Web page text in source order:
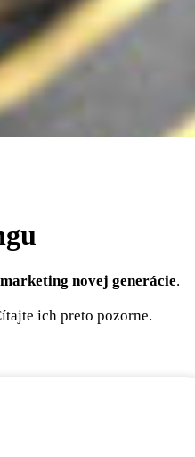
novej generácie.
ich preto pozorne.